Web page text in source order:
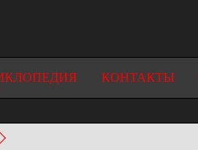
КОНТАКТЫ